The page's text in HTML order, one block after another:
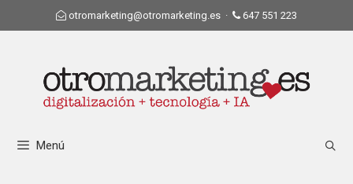
otromarketing@otromarketing.es · 647 551 223
Menú